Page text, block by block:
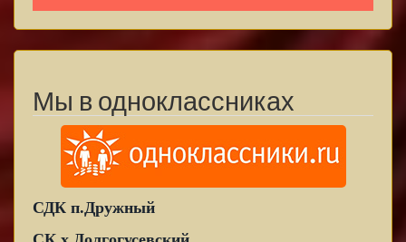
Мы в одноклассниках
СДК п.Дружный